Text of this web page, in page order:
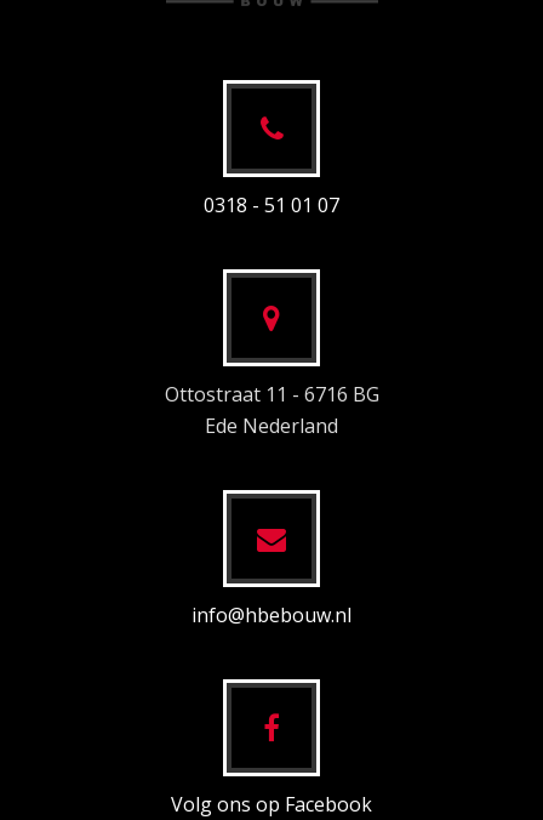
0318 - 51 01 07
Ottostraat 11 - 6716 BG
Ede Nederland
info@hbebouw.nl
Volg ons op Facebook